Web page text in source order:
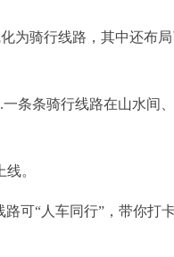
骑行线路，其中还布局
条骑行线路在山水间
。
“人车同行”，带你打卡